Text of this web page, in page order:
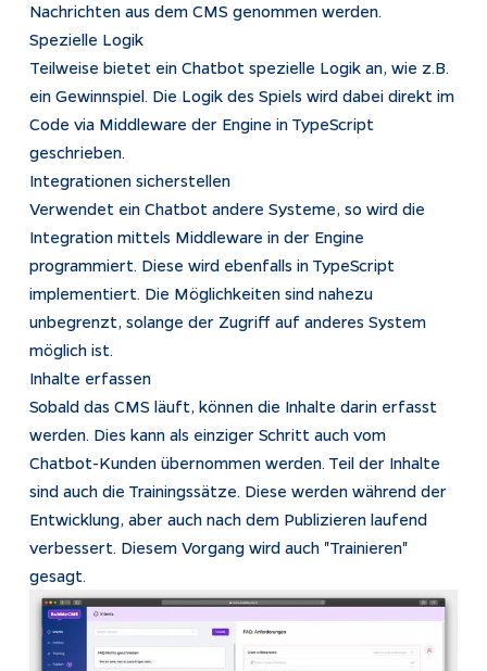
Nachrichten aus dem CMS genommen werden.
Spezielle Logik
Teilweise bietet ein Chatbot spezielle Logik an, wie z.B.
ein Gewinnspiel. Die Logik des Spiels wird dabei direkt im
Code via Middleware der Engine in TypeScript
geschrieben.
Integrationen sicherstellen
Verwendet ein Chatbot andere Systeme, so wird die
Integration mittels Middleware in der Engine
programmiert. Diese wird ebenfalls in TypeScript
implementiert. Die Möglichkeiten sind nahezu
unbegrenzt, solange der Zugriff auf anderes System
möglich ist.
Inhalte erfassen
Sobald das CMS läuft, können die Inhalte darin erfasst
werden. Dies kann als einziger Schritt auch vom
Chatbot-Kunden übernommen werden. Teil der Inhalte
sind auch die Trainingssätze. Diese werden während der
Entwicklung, aber auch nach dem Publizieren laufend
verbessert. Diesem Vorgang wird auch "Trainieren"
gesagt.